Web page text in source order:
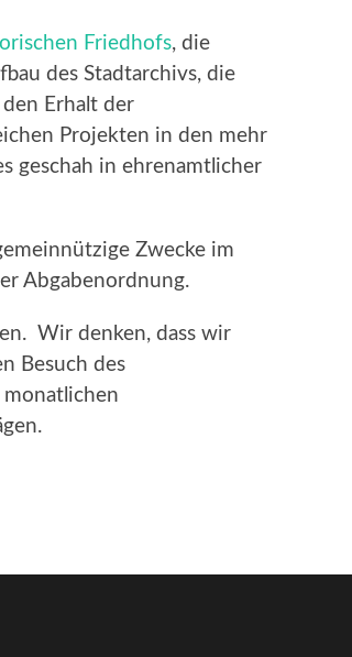
Friedhofs, die
des Stadtarchivs, die
Erhalt der
Projekten in den mehr
geschah in ehrenamtlicher
Zwecke im
Abgabenordnung.
Wir denken, dass wir
Besuch des
monatlichen